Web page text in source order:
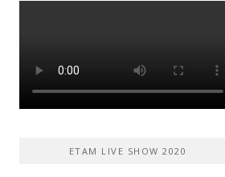
ETAM LIVE SHOW 2020